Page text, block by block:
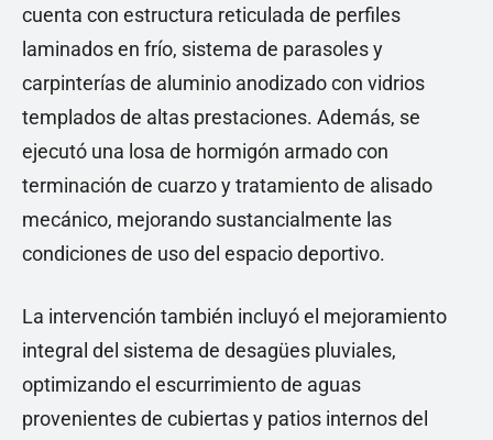
cuenta con estructura reticulada de perfiles
laminados en frío, sistema de parasoles y
carpinterías de aluminio anodizado con vidrios
templados de altas prestaciones. Además, se
ejecutó una losa de hormigón armado con
terminación de cuarzo y tratamiento de alisado
mecánico, mejorando sustancialmente las
condiciones de uso del espacio deportivo.
La intervención también incluyó el mejoramiento
integral del sistema de desagües pluviales,
optimizando el escurrimiento de aguas
provenientes de cubiertas y patios internos del